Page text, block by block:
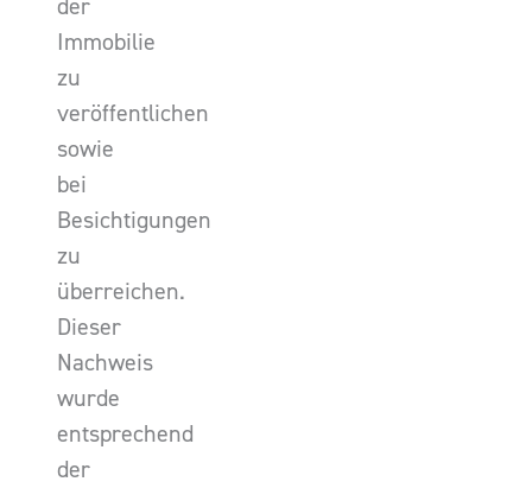
der
Immobilie
zu
veröffentlichen
sowie
bei
Besichtigungen
zu
überreichen.
Dieser
Nachweis
wurde
entsprechend
der